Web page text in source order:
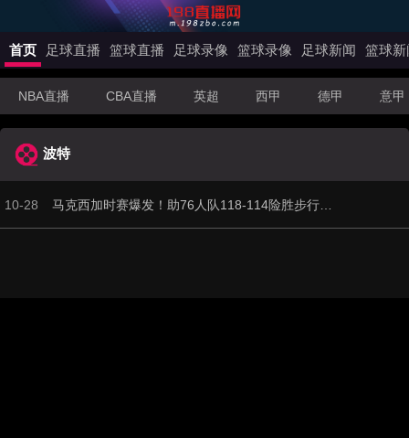
首页 足球直播 篮球直播 足球录像 篮球录像 足球新闻 篮球新
NBA直播 CBA直播 英超 西甲 德甲 意甲
波特
10-28